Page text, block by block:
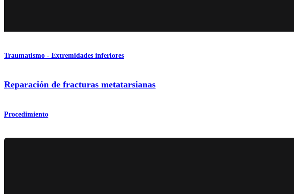
Traumatismo - Extremidades inferiores
Reparación de fracturas metatarsianas
Procedimiento